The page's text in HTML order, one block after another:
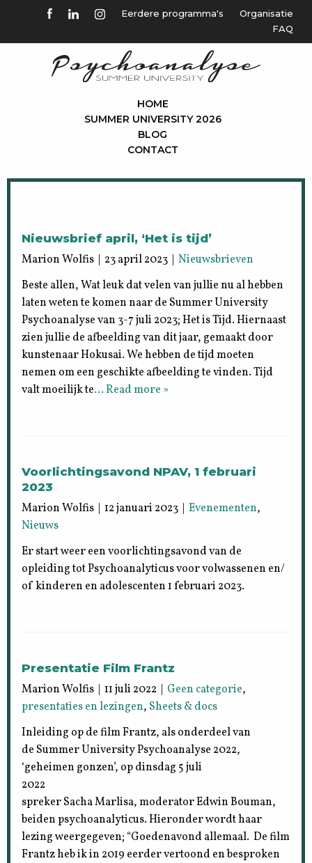
Eerdere programma's
Organisatie
FAQ
HOME
SUMMER UNIVERSITY 2026
BLOG
CONTACT
Nieuwsbrief april, ‘Het is tijd’
Marion Wolfis | 23 april 2023 |Nieuwsbrieven
Beste allen, Wat leuk dat velen van jullie nu al hebben
laten weten te komen naar de Summer University
Psychoanalyse van 3-7 juli 2023; Het is Tijd. Hiernaast
zien jullie de afbeelding van dit jaar, gemaakt door
kunstenaar Hokusai. We hebben de tijd moeten
nemen om een geschikte afbeelding te vinden. Tijd
valt moeilijk te… Read more »
Voorlichtingsavond NPAV, 1 februari
2023
Marion Wolfis | 12 januari 2023 |Evenementen,
Nieuws
Er start weer een voorlichtingsavond van de
opleiding tot Psychoanalyticus voor volwassenen en/
of kinderen en adolescenten 1 februari 2023.
Presentatie Film Frantz
Marion Wolfis | 11 juli 2022 | Geen categorie,
presentaties en lezingen, Sheets & docs
Inleiding op de film Frantz, als onderdeel van
de Summer University Psychoanalyse 2022,
‘geheimen gonzen’, op dinsdag 5 juli
spreker Sacha Marlisa, moderator Edwin Bouman,
beiden psychoanalyticus. Hieronder wordt haar
lezing weergegeven; “Goedenavond allemaal. De film
Frantz heb ik in 2019 eerder vertoond en besproken